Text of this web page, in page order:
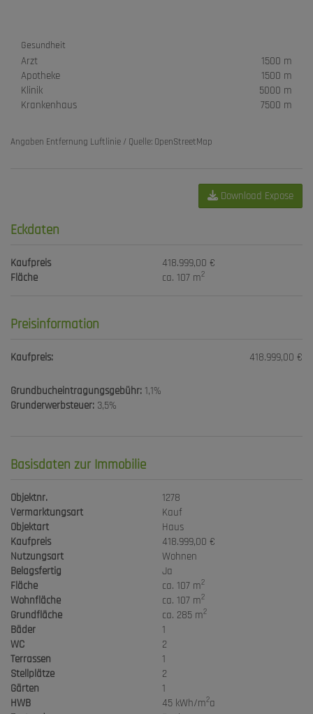
Gesundheit
Arzt
1500 m
Apotheke
1500 m
Klinik
5000 m
Krankenhaus
7500 m
Angaben Entfernung Luftlinie / Quelle: OpenStreetMap
Download Expose
Eckdaten
Kaufpreis
418.999,00 €
Fläche
ca. 107 m2
Preisinformation
Kaufpreis: 418.999,00 €
Grundbucheintragungsgebühr: 1,1%
Grunderwerbsteuer: 3,5%
Basisdaten zur Immobilie
Objektnr.
1278
Vermarktungsart
Kauf
Objektart
Haus
Kaufpreis
418.999,00 €
Nutzungsart
Wohnen
Belagsfertig
Ja
Fläche
ca. 107 m2
Wohnfläche ca. 107 m2
Grundfläche ca. 285 m2
Bäder
1
WC
2
Terrassen
1
Stellplätze
2
Gärten
1
HWB
45 kWh/m2a